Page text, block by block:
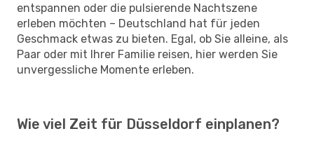
entspannen oder die pulsierende Nachtszene
erleben möchten – Deutschland hat für jeden
Geschmack etwas zu bieten. Egal, ob Sie alleine, als
Paar oder mit Ihrer Familie reisen, hier werden Sie
unvergessliche Momente erleben.
Wie viel Zeit für Düsseldorf einplanen?